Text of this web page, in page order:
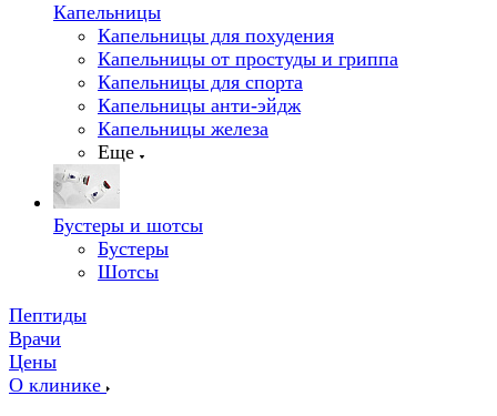
Капельницы
Капельницы для похудения
Капельницы от простуды и гриппа
Капельницы для спорта
Капельницы анти-эйдж
Капельницы железа
Еще
Бустеры и шотсы
Бустеры
Шотсы
Пептиды
Врачи
Цены
О клинике